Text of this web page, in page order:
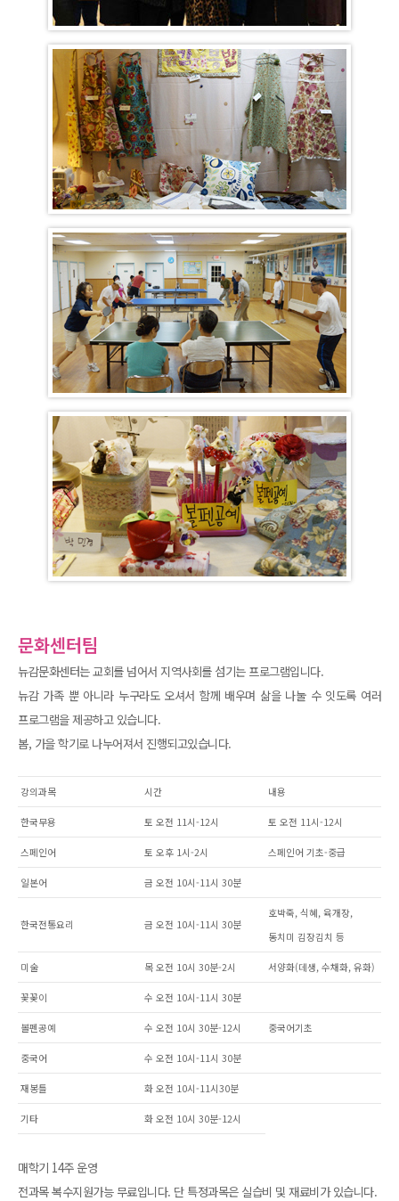
문화센터팀
뉴감문화센터는 교회를 넘어서 지역사회를 섬기는 프로그램입니다.
뉴감 가족 뿐 아니라 누구라도 오셔서 함께 배우며 삶을 나눌 수 잇도록 여러
프로그램을 제공하고 있습니다.
봄, 가을 학기로 나누어져서 진행되고있습니다.
강의과목 시간 내용
한국무용 토 오전 11시-12시 토 오전 11시-12시
스페인어 토 오후 1시-2시 스페인어 기초-중급
일본어 금 오전 10시-11시 30분
한국전통요리 금 오전 10시-11시 30분
호박죽, 식혜, 육개장,
동치미 김장김치 등
미술 목 오전 10시 30분-2시 서양화(데생, 수채화, 유화)
꽃꽂이 수 오전 10시-11시 30분
볼펜공예 수 오전 10시 30분-12시 중국어기초
중국어 수 오전 10시-11시 30분
재봉틀 화 오전 10시-11시30분
기타 화 오전 10시 30분-12시
매학기 14주 운영
전과목 복수지원가능 무료입니다. 단 특정과목은 실습비 및 재료비가 있습니다.